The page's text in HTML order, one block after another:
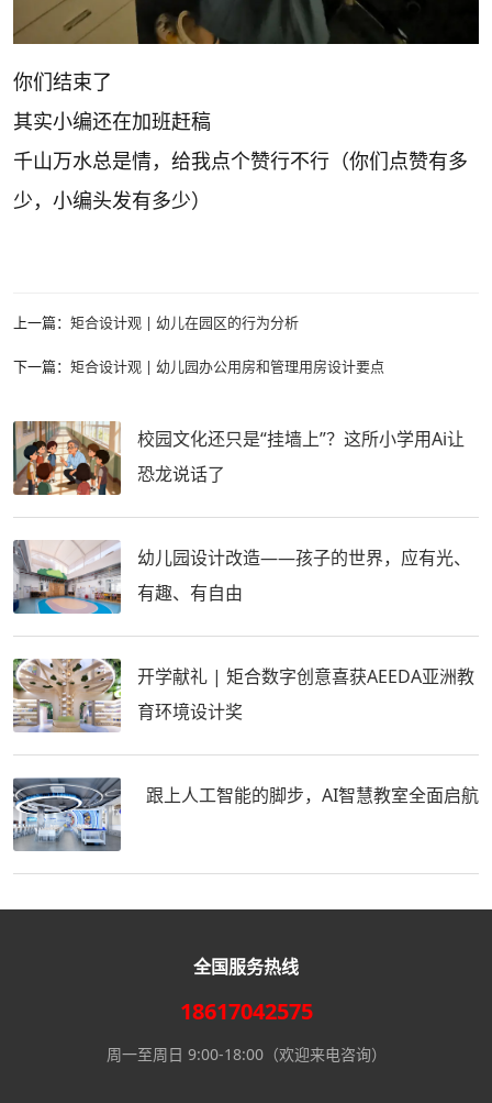
你们结束了
其实小编还在加班赶稿
千山万水总是情，给我点个赞行不行（你们点赞有多
少，小编头发有多少）
上一篇： 矩合设计观 | 幼儿在园区的行为分析
下一篇： 矩合设计观 | 幼儿园办公用房和管理用房设计要点
校园文化还只是“挂墙上”？这所小学用Ai让
恐龙说话了
幼儿园设计改造——孩子的世界，应有光、
有趣、有自由
开学献礼 | 矩合数字创意喜获AEEDA亚洲教
育环境设计奖
跟上人工智能的脚步，AI智慧教室全面启航
全国服务热线
18617042575
周一至周日 9:00-18:00（欢迎来电咨询）